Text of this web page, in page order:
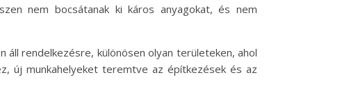
nem bocsátanak ki káros anyagokat, és nem
rendelkezésre, különösen olyan területeken, ahol
új munkahelyeket teremtve az építkezések és az